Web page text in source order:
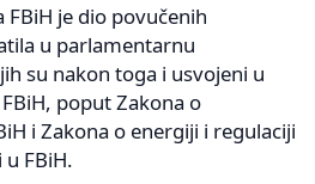
je dio povučenih
u parlamentarnu
su nakon toga i usvojeni u
poput Zakona o
i Zakona o energiji i regulaciji
FBiH.